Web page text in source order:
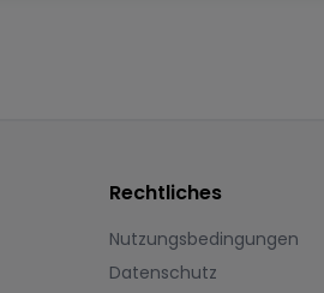
Rechtliches
Nutzungsbedingungen
Datenschutz